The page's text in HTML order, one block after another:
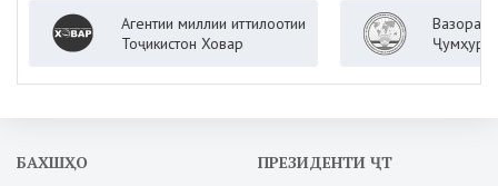
Агентии миллии иттилоотии
Тоҷикистон Ховар
Вазорати
Ҷумҳурии
БАХШҲО ПРЕЗИДЕНТИ ҶТ